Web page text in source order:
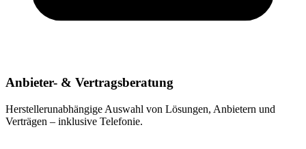
Anbieter- & Vertragsberatung
Herstellerunabhängige Auswahl von Lösungen, Anbietern und
Verträgen – inklusive Telefonie.